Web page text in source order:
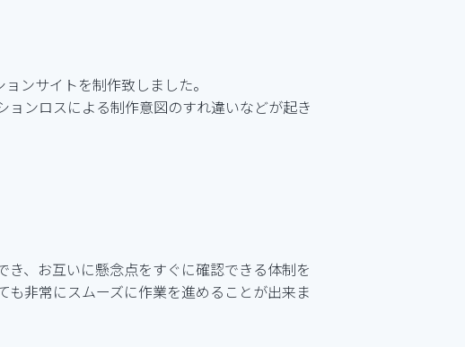
ンサイトを制作致しました。
ンロスによる制作意図のすれ違いなどが起き
、お互いに懸念点をすぐに確認できる体制を
非常にスムーズに作業を進めることが出来ま